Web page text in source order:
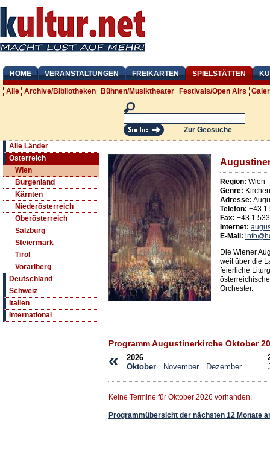
HOME VERANSTALTUNGEN FREIKARTEN SPIELSTÄTTEN
Alle Archive/Bibliotheken Bühnen/Musiktheater Festivals/Open Airs
Zur Geosuche
Alle Länder
Österreich
Wien
Burgenland
Kärnten
Niederösterreich
Oberösterreich
Salzburg
Steiermark
Tirol
Vorarlberg
Deutschland
Schweiz
Italien
International
Region: Wien
Genre: Kirchen
Adresse:
Telefon: +43 1
Fax: +43 1
Internet:
E-Mail:
Die Wiener
weit über die
feierliche
Orchester.
Programm Augustinerkirche Oktober
«
2026
Oktober
November Dezember
Keine Termine für Oktober 2026 vorhanden.
Programmübersicht der nächsten 12 Monate